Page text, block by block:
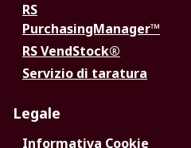
RS
PurchasingManager™
RS VendStock®
Servizio di taratura
Legale
Informativa Cookie